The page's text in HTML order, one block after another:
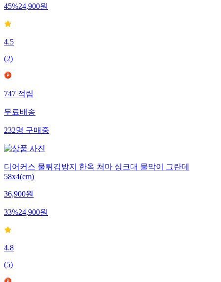
45%24,900원
4.5
(2)
747적립
무료배송
232명구매중
디어커스 물튀김방지 한옥 처마 싱크대 물막이 그란데
58x4(cm)
36,900원
33%24,900원
4.8
(5)